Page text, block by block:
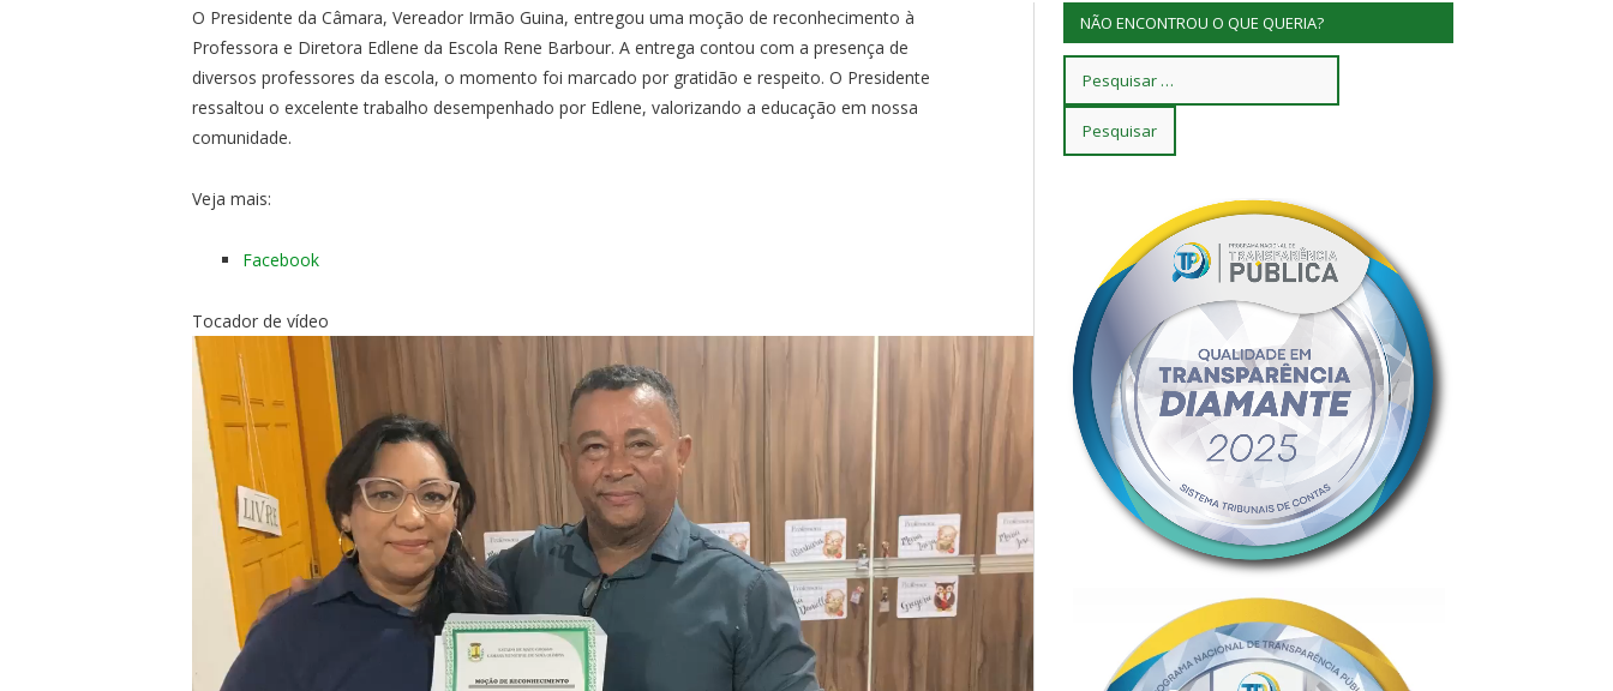
O Presidente da Câmara, Vereador Irmão Guina, entregou uma moção de reconhecimento à
Professora e Diretora Edlene da Escola Rene Barbour. A entrega contou com a presença de
diversos professores da escola, o momento foi marcado por gratidão e respeito. O Presidente
ressaltou o excelente trabalho desempenhado por Edlene, valorizando a educação em nossa
comunidade.
Veja mais:
Facebook
Tocador de vídeo
NÃO ENCONTROU O QUE QUERIA?